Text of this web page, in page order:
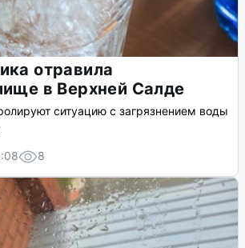
отравила
в Верхней Салде
ситуацию с загрязнением воды
8